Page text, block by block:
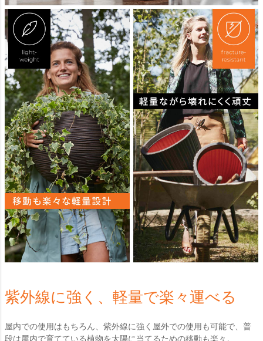
紫外線に強く、軽量で楽々運べる
屋内での使用はもちろん、紫外線に強く屋外での使用も可能で、普
段は屋内で育てている植物を太陽に当てるための移動も楽々。